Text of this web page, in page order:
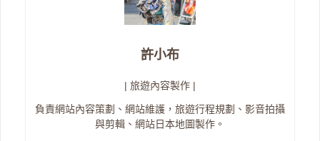
許小布
| 旅遊內容製作 |
負責網站內容策劃、網站維護，旅遊行程規劃、影音拍攝
與剪輯、網站日本地圖製作。